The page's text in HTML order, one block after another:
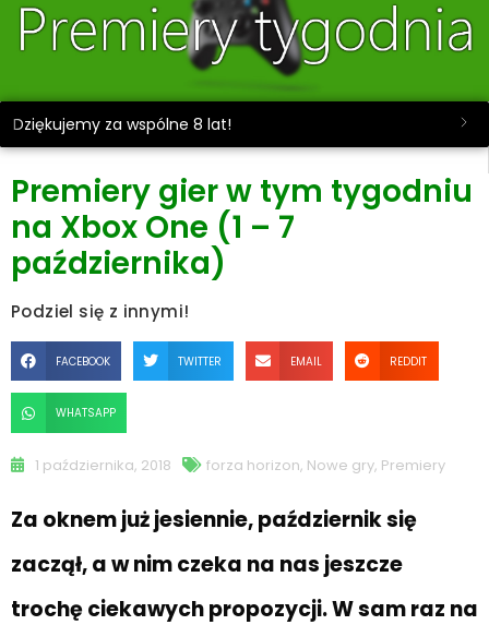
Dziękujemy za wspólne 8 lat!
Premiery gier w tym tygodniu
na Xbox One (1 – 7
października)
Podziel się z innymi!
FACEBOOK TWITTER EMAIL REDDIT
WHATSAPP
1 października, 2018 forza horizon, Nowe gry, Premiery
Za oknem już jesiennie, październik się
zaczął, a w nim czeka na nas jeszcze
trochę ciekawych propozycji. W sam raz na